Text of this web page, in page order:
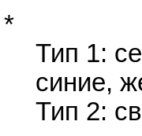
*
Тип 1:
синие,
Тип 2: